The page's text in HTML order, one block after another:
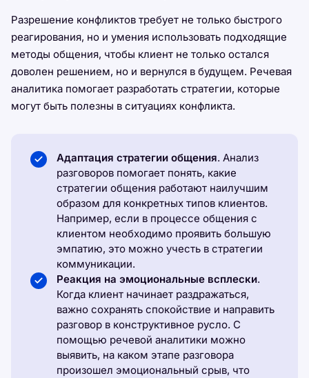
Разрешение конфликтов требует не только быстрого
реагирования, но и умения использовать подходящие
методы общения, чтобы клиент не только остался
доволен решением, но и вернулся в будущем. Речевая
аналитика помогает разработать стратегии, которые
могут быть полезны в ситуациях конфликта.
Адаптация стратегии общения. Анализ
разговоров помогает понять, какие
стратегии общения работают наилучшим
образом для конкретных типов клиентов.
Например, если в процессе общения с
клиентом необходимо проявить большую
эмпатию, это можно учесть в стратегии
коммуникации.
Реакция на эмоциональные всплески.
Когда клиент начинает раздражаться,
важно сохранять спокойствие и направить
разговор в конструктивное русло. С
помощью речевой аналитики можно
выявить, на каком этапе разговора
произошел эмоциональный срыв, что